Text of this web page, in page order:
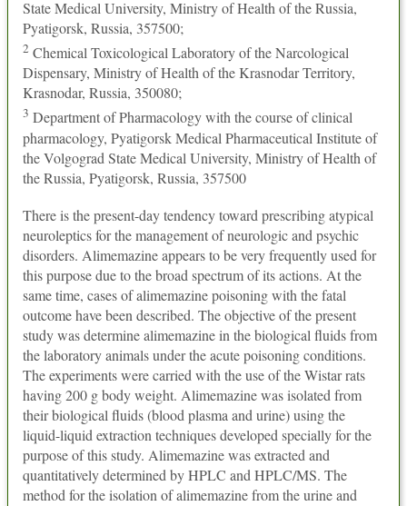
State Medical University, Ministry of Health of the Russia,
Pyatigorsk, Russia, 357500;
2 Chemical Toxicological Laboratory of the Narcological
Dispensary, Ministry of Health of the Krasnodar Territory,
Krasnodar, Russia, 350080;
3 Department of Pharmacology with the course of clinical
pharmacology, Pyatigorsk Medical Pharmaceutical Institute of
the Volgograd State Medical University, Ministry of Health of
the Russia, Pyatigorsk, Russia, 357500
There is the present-day tendency toward prescribing atypical
neuroleptics for the management of neurologic and psychic
disorders. Alimemazine appears to be very frequently used for
this purpose due to the broad spectrum of its actions. At the
same time, cases of alimemazine poisoning with the fatal
outcome have been described. The objective of the present
study was determine alimemazine in the biological fluids from
the laboratory animals under the acute poisoning conditions.
The experiments were carried with the use of the Wistar rats
having 200 g body weight. Alimemazine was isolated from
their biological fluids (blood plasma and urine) using the
liquid-liquid extraction techniques developed specially for the
purpose of this study. Alimemazine was extracted and
quantitatively determined by HPLC and HPLC/MS. The
method for the isolation of alimemazine from the urine and